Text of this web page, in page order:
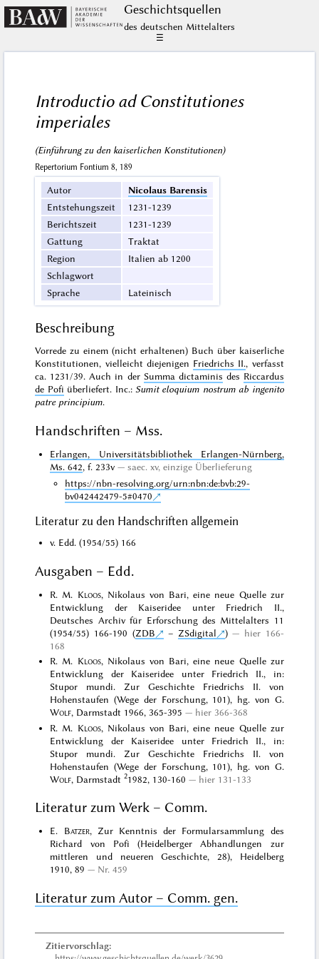
Geschichts­quellen
des deutschen Mittelalters
☰
Introductio ad Constitutiones
imperiales
(Einführung zu den kaiserlichen Konstitutionen)
Repertorium Fontium 8, 189
Autor
Nicolaus Barensis
Entstehungszeit
1231-1239
Berichtszeit
1231-1239
Gattung
Traktat
Region
Italien ab 1200
Schlagwort
Sprache
Lateinisch
Beschreibung
Vorrede zu einem (nicht erhaltenen) Buch über kaiserliche
Konstitutionen, vielleicht diejenigen Friedrichs II., verfasst
ca. 1231/39. Auch in der Summa dictaminis des Riccardus
de Pofi überliefert. Inc.:Sumit eloquium nostrum ab ingenito
patre principium.
Handschriften – Mss.
Erlangen, Universitätsbibliothek Erlangen-Nürnberg,
Ms. 642, f. 233v saec. xv,einzige Überlieferung
https://nbn-resolving.org/urn:nbn:de:bvb:29-
bv042442479-5#0470
Literatur zu den Handschriften allgemein
v. Edd. (1954/55) 166
Ausgaben – Edd.
R. M. Kloos, Nikolaus von Bari, eine neue Quelle zur
Entwicklung der Kaiseridee unter Friedrich II.,
Deutsches Archiv für Erforschung des Mittelalters 11
(1954/55) 166-190 (ZDB – ZSdigital )
hier 166-
168
R. M. Kloos, Nikolaus von Bari, eine neue Quelle zur
Entwicklung der Kaiseridee unter Friedrich II., in:
Stupor mundi. Zur Geschichte Friedrichs II. von
Hohenstaufen (Wege der Forschung, 101), hg. von G.
Wolf, Darmstadt 1966, 365-395
hier 366-368
R. M. Kloos, Nikolaus von Bari, eine neue Quelle zur
Entwicklung der Kaiseridee unter Friedrich II., in:
Stupor mundi. Zur Geschichte Friedrichs II. von
Hohenstaufen (Wege der Forschung, 101), hg. von G.
Wolf, Darmstadt21982, 130-160 hier 131-133
Literatur zum Werk – Comm.
E. Batzer, Zur Kenntnis der Formularsammlung des
Richard von Pofi (Heidelberger Abhandlungen zur
mittleren und neueren Geschichte, 28), Heidelberg
1910, 89
Nr. 459
Literatur zum Autor – Comm. gen.
Zitiervorschlag: